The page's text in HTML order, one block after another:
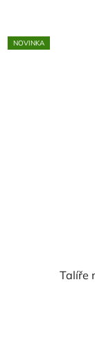
NOVINKA
Talíře